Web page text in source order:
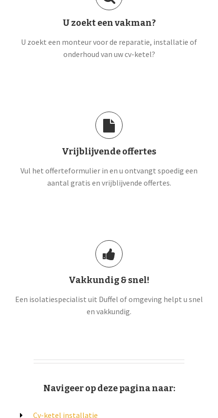
U zoekt een vakman?
U zoekt een monteur voor de reparatie, installatie of
onderhoud van uw cv-ketel?
Vrijblijvende offertes
Vul het offerteformulier in en u ontvangt spoedig een
aantal gratis en vrijblijvende offertes.
Vakkundig & snel!
Een isolatiespecialist uit Duffel of omgeving helpt u snel
en vakkundig.
Navigeer op deze pagina naar:
Cv-ketel installatie